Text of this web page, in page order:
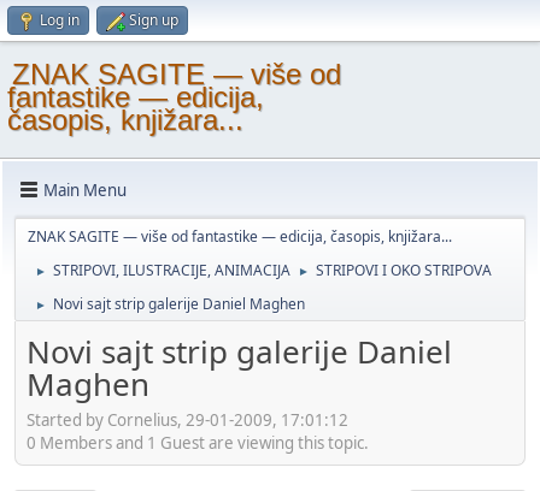
Log in Sign up
ZNAK SAGITE — više od
fantastike — edicija,
časopis, knjižara...
Main Menu
ZNAK SAGITE — više od fantastike — edicija, časopis, knjižara...
► STRIPOVI, ILUSTRACIJE, ANIMACIJA ► STRIPOVI I OKO STRIPOVA
► Novi sajt strip galerije Daniel Maghen
Novi sajt strip galerije Daniel
Maghen
Started by Cornelius, 29-01-2009, 17:01:12
0 Members and 1 Guest are viewing this topic.